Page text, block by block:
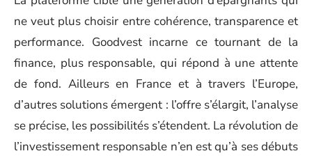
ne veut plus choisir entre cohérence, transparence et
performance. Goodvest incarne ce tournant de la
finance, plus responsable, qui répond à une attente
de fond. Ailleurs en France et à travers l’Europe,
d’autres solutions émergent : l’offre s’élargit, l’analyse
se précise, les possibilités s’étendent. La révolution de
l’investissement responsable n’en est qu’à ses débuts